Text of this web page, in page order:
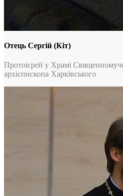
Отець Сергій (Кіт)
Протоієрей у Храмі
архієпископа Харківського